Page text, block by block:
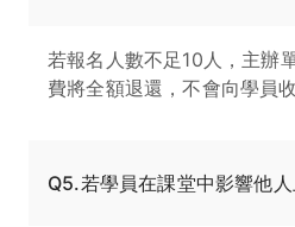
若報名人數不足10人，主辦
費將全額退還，不會向學員
Q5.若學員在課堂中影響他